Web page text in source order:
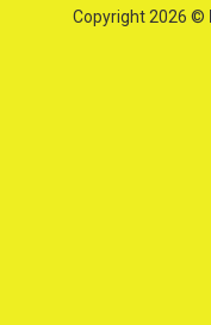
Copyright 2026 ©